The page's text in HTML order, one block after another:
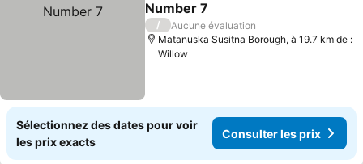
Number 7
/
Aucune évaluation
Matanuska Susitna Borough, à 19.7 km de :
Willow
Sélectionnez des dates pour voir
les prix exacts
Consulter les prix